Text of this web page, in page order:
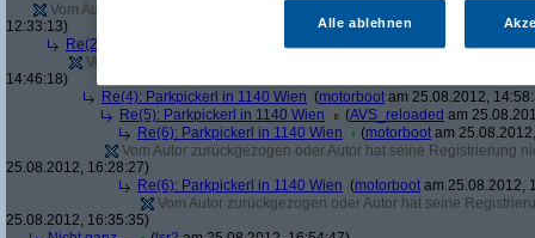
Vom Autor zurückgezogen oder Autor hat seine Registrierung nicht
12:33:13)
Re(2): Parkpickerl in 1140 Wien
motorbootam 25.08.2012, 12:45:08)
Vom Autor zurückgezogen oder Autor hat seine Registrierung nicht
14:46:18)
Re(4): Parkpickerl in 1140 Wien (motorboot am 25.08.2012,
Re(5): Parkpickerl in 1140 Wien
(AVS_reloaded am
Re(6): Parkpickerl in 1140 Wien
(motorboot am
Vom Autor zurückgezogen oder Autor hat seine Registrierung
25.08.2012, 16:28:27)
Re(6): Parkpickerl in 1140 Wien (motorboot am 25.08.2012,
Vom Autor zurückgezogen oder Autor hat seine
25.08.2012, 16:35:35)
Alle ablehnen